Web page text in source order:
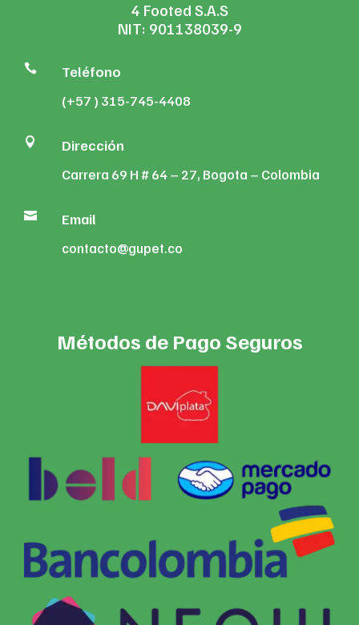
4 Footed S.A.S
NIT: 901138039-9
 Teléfono
(+57 ) 315-745-4408
 Dirección
Carrera 69 H # 64 – 27, Bogota – Colombia
 Email
contacto@gupet.co
Métodos de Pago Seguros